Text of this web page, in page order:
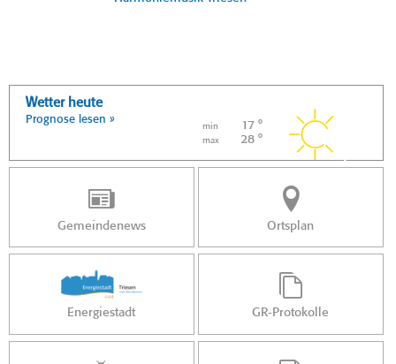
Wetter heute
Prognose lesen »
min 17 °
max 28 °
Gemeindenews Ortsplan
Energiestadt GR-Protokolle